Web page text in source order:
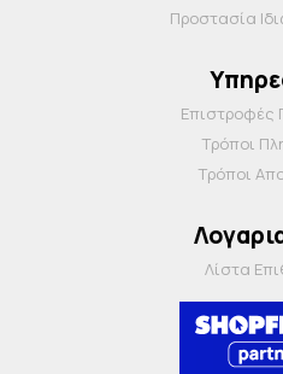
Προστασία
Επιστροφές
Τρόποι
Τρόποι
Λίστα